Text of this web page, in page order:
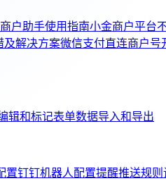
户助手使用指南小金商户平台
及解决方案微信支付直连商户号
辑和标记表单数据导入和导出
置钉钉机器人配置提醒推送规则